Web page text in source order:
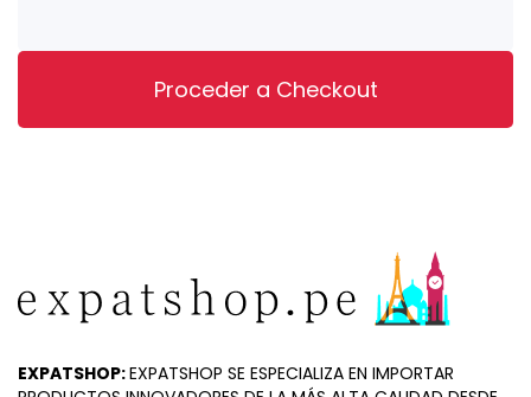
EXPATSHOP:EXPATSHOP SE ESPECIALIZA EN IMPORTAR